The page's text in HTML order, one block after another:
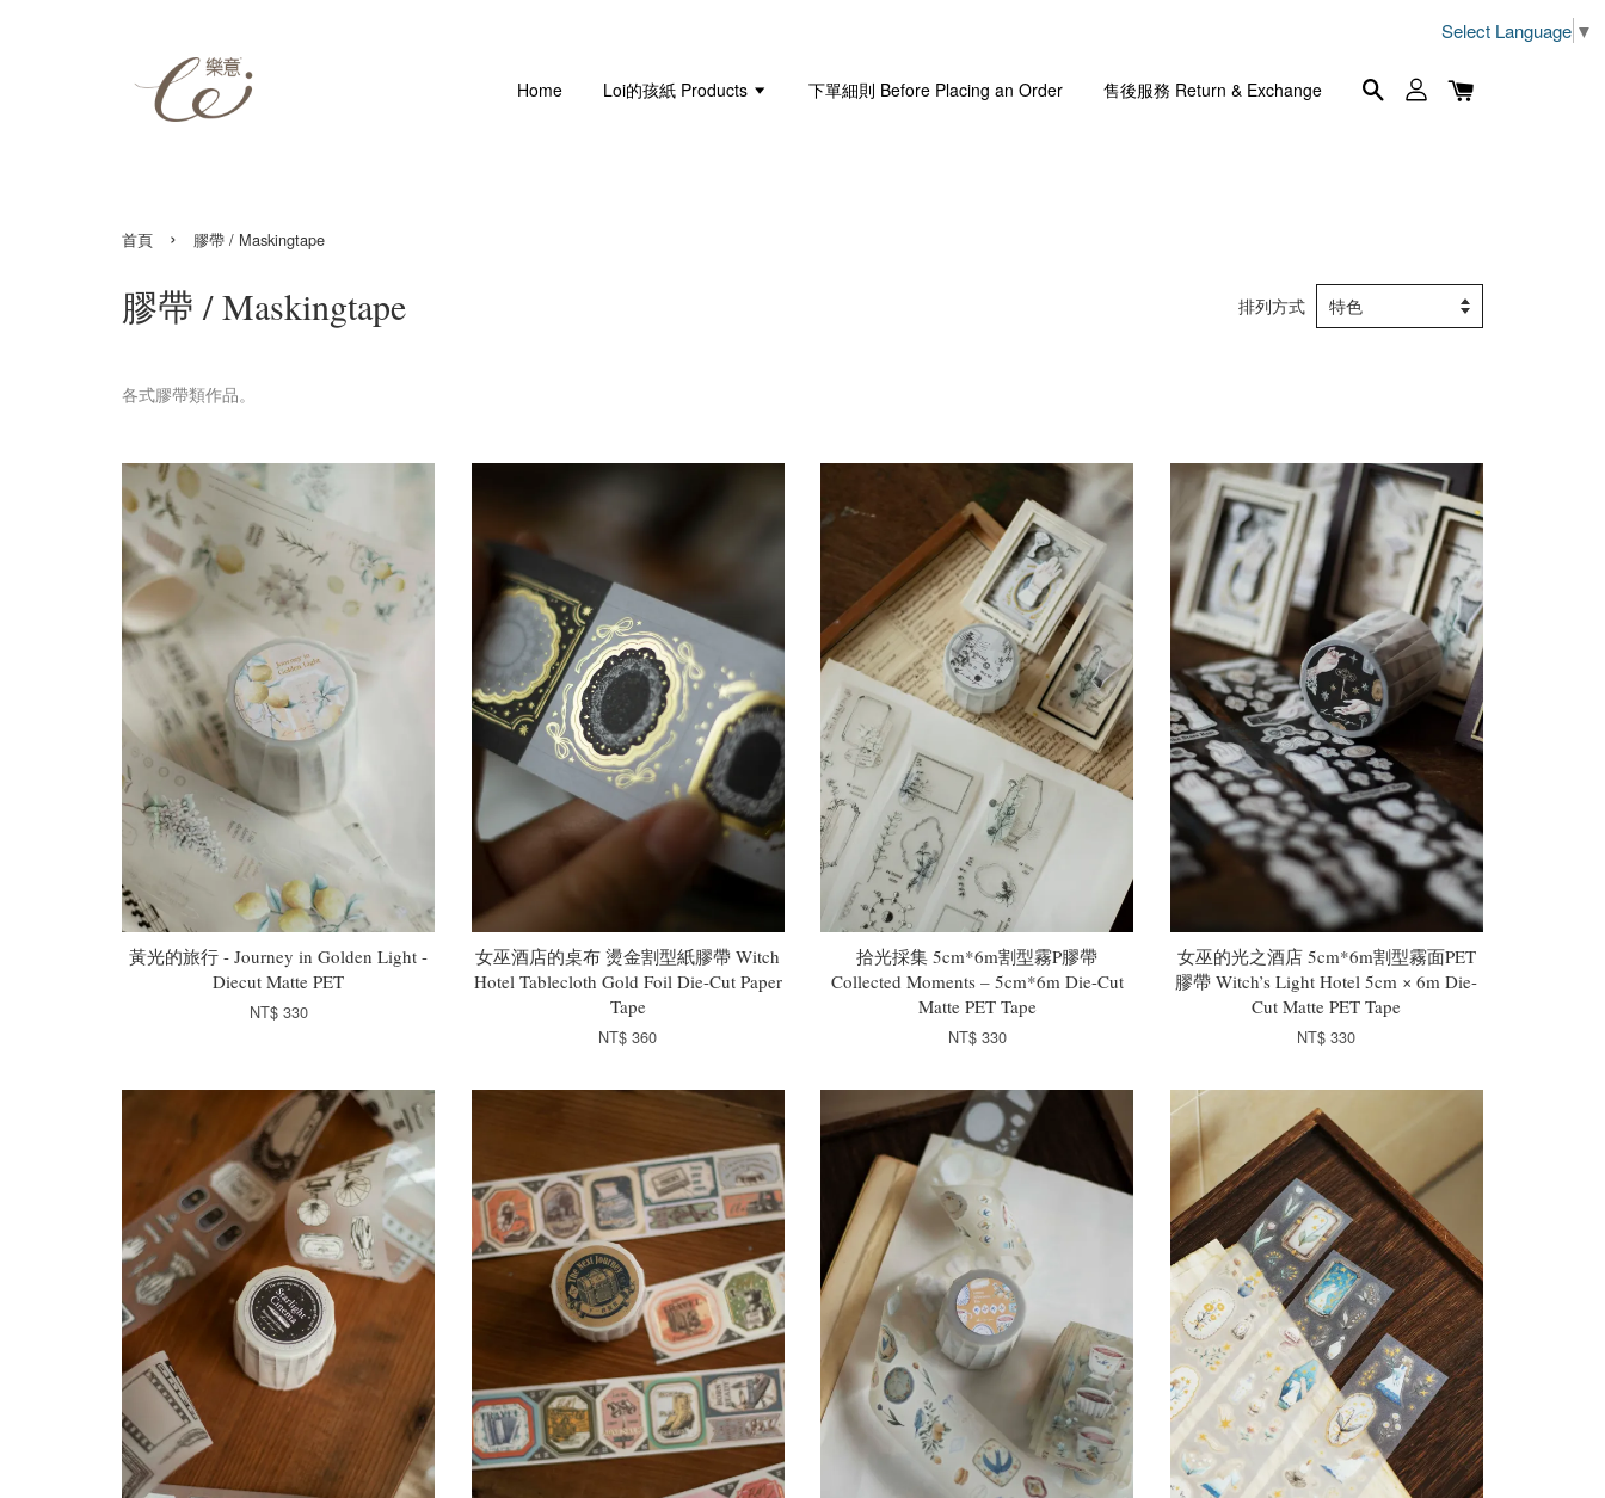
Select Language ▼
Home Loi的孩紙 Products 下單細則 Before Placing an Order 售後服務 Return & Exchange
首頁 › 膠帶 / Maskingtape
膠帶 / Maskingtape 排列方式
各式膠帶類作品。
黃光的旅行 - Journey in Golden Light -
Diecut Matte PET
NT$ 330
女巫酒店的桌布 燙金割型紙膠帶 Witch
Hotel Tablecloth Gold Foil Die-Cut Paper
Tape
NT$ 360
拾光採集 5cm*6m割型霧P膠帶
Collected Moments – 5cm*6m Die-Cut
Matte PET Tape
NT$ 330
女巫的光之酒店 5cm*6m割型霧面PET
膠帶 Witch’s Light Hotel 5cm × 6m Die-
Cut Matte PET Tape
NT$ 330